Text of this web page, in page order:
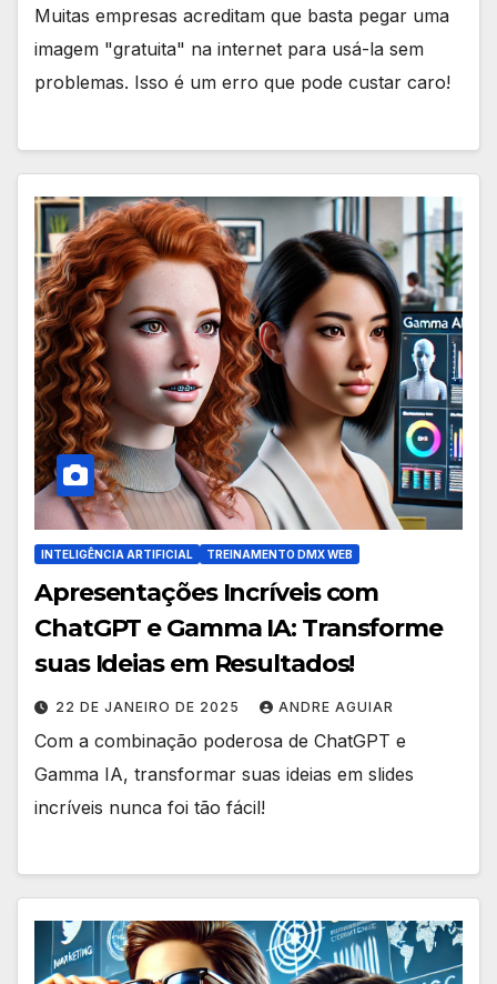
Muitas empresas acreditam que basta pegar uma
imagem "gratuita" na internet para usá-la sem
problemas. Isso é um erro que pode custar caro!
INTELIGÊNCIA ARTIFICIAL TREINAMENTO DMX WEB
Apresentações Incríveis com
ChatGPT e Gamma IA: Transforme
suas Ideias em Resultados!
22 DE JANEIRO DE 2025 ANDRE AGUIAR
Com a combinação poderosa de ChatGPT e
Gamma IA, transformar suas ideias em slides
incríveis nunca foi tão fácil!